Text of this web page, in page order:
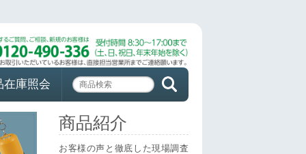
在庫照会
商品紹介
お客様の声と徹底した現場調査